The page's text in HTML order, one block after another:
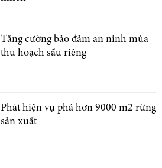
Tăng cường bảo đảm an ninh mùa
thu hoạch sầu riêng
Phát hiện vụ phá hơn 9000 m2 rừng
sản xuất